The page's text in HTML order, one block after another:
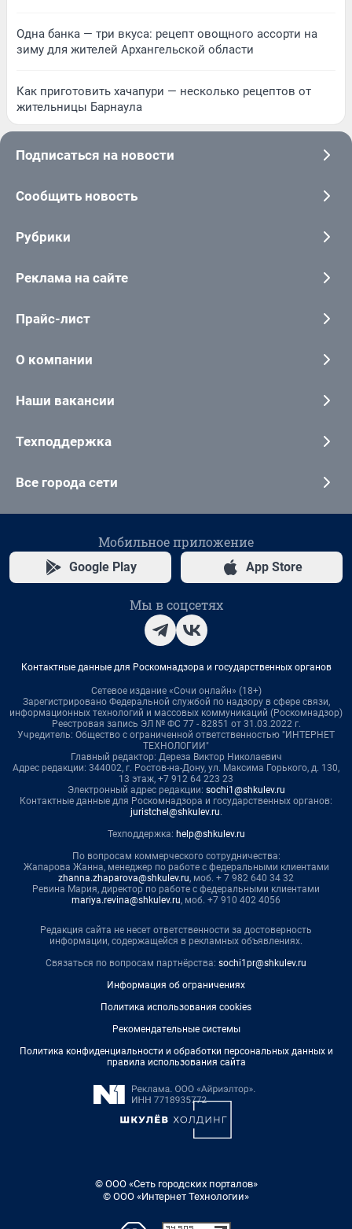
Одна банка — три вкуса: рецепт овощного ассорти на
зиму для жителей Архангельской области
Как приготовить хачапури — несколько рецептов от
жительницы Барнаула
Подписаться на новости
Сообщить новость
Рубрики
Реклама на сайте
Прайс-лист
О компании
Наши вакансии
Техподдержка
Все города сети
Мобильное приложение
Google Play App Store
Мы в соцсетях
Контактные данные для Роскомнадзора и государственных органов
Сетевое издание «Сочи онлайн» (18+)
Зарегистрировано Федеральной службой по надзору в сфере связи,
информационных технологий и массовых коммуникаций (Роскомнадзор)
Реестровая запись ЭЛ № ФС 77 - 82851 от 31.03.2022 г.
Учредитель: Общество с ограниченной ответственностью "ИНТЕРНЕТ
ТЕХНОЛОГИИ"
Главный редактор: Дереза Виктор Николаевич
Адрес редакции: 344002, г. Ростов-на-Дону, ул. Максима Горького, д. 130,
13 этаж, +7 912 64 223 23
Электронный адрес редакции: sochi1@shkulev.ru
Контактные данные для Роскомнадзора и государственных органов:
juristchel@shkulev.ru.
Техподдержка: help@shkulev.ru
По вопросам коммерческого сотрудничества:
Жапарова Жанна, менеджер по работе с федеральными клиентами
zhanna.zhaparova@shkulev.ru, моб. + 7 982 640 34 32
Ревина Мария, директор по работе с федеральными клиентами
mariya.revina@shkulev.ru, моб. +7 910 402 4056
Редакция сайта не несет ответственности за достоверность
информации, содержащейся в рекламных объявлениях.
Связаться по вопросам партнёрства: sochi1pr@shkulev.ru
Информация об ограничениях
Политика использования cookies
Рекомендательные системы
Политика конфиденциальности и обработки персональных данных и
правила использования сайта
© ООО «Сеть городских порталов»
© ООО «Интернет Технологии»